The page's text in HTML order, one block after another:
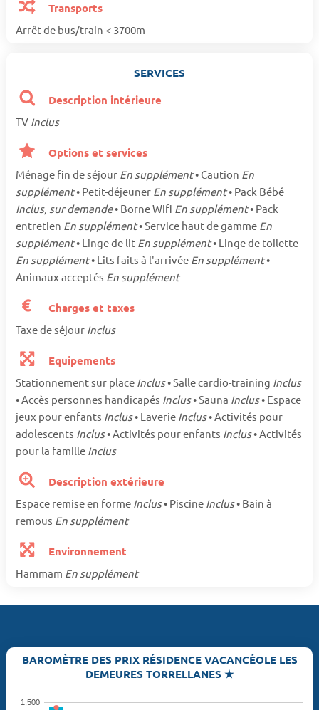
Transports
Arrêt de bus/train < 3700m
SERVICES
Description intérieure
TV Inclus
Options et services
Ménage fin de séjour En supplément• Caution En
supplément• Petit-déjeuner En supplément• Pack Bébé
Inclus, sur demande• Borne Wifi En supplément• Pack
entretien En supplément• Service haut de gamme En
supplément• Linge de lit En supplément• Linge de toilette
En supplément• Lits faits à l'arrivée En supplément•
Animaux acceptés En supplément
Charges et taxes
Taxe de séjour Inclus
Equipements
Stationnement sur place Inclus• Salle cardio-training Inclus
• Accès personnes handicapés Inclus• Sauna Inclus• Espace
jeux pour enfants Inclus• Laverie Inclus• Activités pour
adolescents Inclus• Activités pour enfants Inclus• Activités
pour la famille Inclus
Description extérieure
Espace remise en forme Inclus• Piscine Inclus• Bain à
remous En supplément
Environnement
Hammam En supplément
BAROMÈTRE DES PRIX RÉSIDENCE VACANCÉOLE LES
DEMEURES TORRELLANES ★
1,500